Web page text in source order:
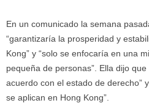
En un comunicado la semana
“garantizaría la prosperidad y
Kong” y “solo se enfocaría en una
pequeña de personas”. Ella dijo
acuerdo con el estado de derecho”
se aplican en Hong Kong”.